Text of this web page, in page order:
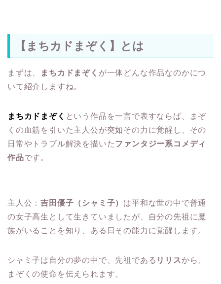
【まちカドまぞく】とは
まずは、 まちカドまぞく が一体どんな作品なのかにつ
いて紹介しますね。
まちカドまぞく という作品を一言で表すならば、まぞ
くの血筋を引いた主人公が突如その力に覚醒し、その
日常やトラブル解決を描いたファンタジー系コメディ
作品です。
主人公：吉田優子（シャミ子） は平和な世の中で普通
の女子高生として生きていましたが、自分の先祖に魔
族がいることを知り、ある日その能力に覚醒します。
シャミ子は自分の夢の中で、先祖である リリスから、
まぞくの使命を伝えられます。